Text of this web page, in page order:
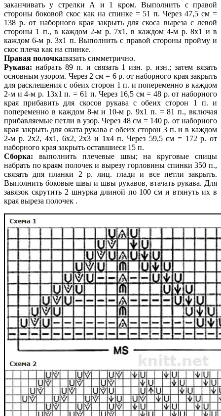
заканчивать у стрелки А и 1 кром. Выполнить с правой
стороны боковой скос как на спинке = 51 п. Через 47,5 см =
138 р. от наборного края закрыть для скоса выреза с левой
стороны 1 п., в каждом 2-м р. 7х1, в каждом 4-м р. 8х1 и в
каждом 6-м р. 3х1 п. Выполнить с правой стороны пройму и
скос плеча как на спинке.
Правая полочка:вязать симметрично.
Рукава: набрать 89 п. и связать 1 изн. р. изн.; затем вязать
основным узором. Через 2 см = 6 р. от наборного края закрыть
для расклешения с обеих сторон 1 п. и попеременно в каждом
2-м и 4-м р. 13х1 п. = 61 п. Через 16,5 см = 48 р. от наборного
края прибавить для скосов рукава с обеих сторон 1 п. и
попеременно в каждом 8-м и 10-м р. 9х1 п. = 81 п., включая
прибавляемые петли в узор. Через 48 см = 140 р. от наборного
края закрыть для оката рукава с обеих сторон 3 п. и в каждом
2-м р. 2х2, 4х1, 6х2, 2х3 и 1х4 п. Через 59,5 см = 172 р. от
наборного края закрыть оставшиеся 15 п.
Сборка: выполнить плечевые швы; на круговые спицы
набрать по краям полочек и вырезу горловины спинки 350 п.,
связать дпя планки 2 р. лиц. глади и все петли закрыть.
Выполнить боковые швы и швы рукавов, втачать рукава. Для
завязок скрутить 2 шнурка длиной по 100 см и втянуть их в
края выреза полочек .